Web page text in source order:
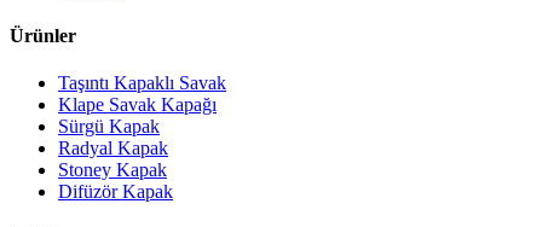
Ürünler
Taşıntı Kapaklı Savak
Klape Savak Kapağı
Sürgü Kapak
Radyal Kapak
Stoney Kapak
Difüzör Kapak